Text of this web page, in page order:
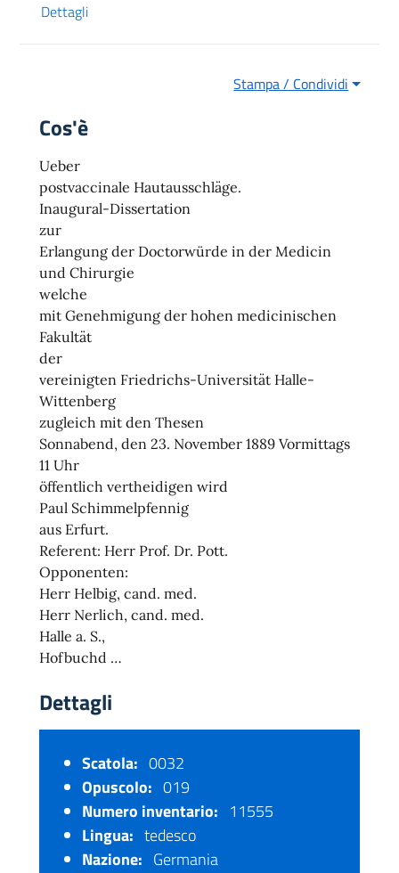
Dettagli
Stampa / Condividi
Cos'è
Ueber
postvaccinale Hautausschläge.
Inaugural-Dissertation
zur
Erlangung der Doctorwürde in der Medicin
und Chirurgie
welche
mit Genehmigung der hohen medicinischen
Fakultät
der
vereinigten Friedrichs-Universität Halle-
Wittenberg
zugleich mit den Thesen
Sonnabend, den 23. November 1889 Vormittags
11 Uhr
öffentlich vertheidigen wird
Paul Schimmelpfennig
aus Erfurt.
Referent: Herr Prof. Dr. Pott.
Opponenten:
Herr Helbig, cand. med.
Herr Nerlich, cand. med.
Halle a. S.,
Hofbuchd …
Dettagli
Scatola: 0032
Opuscolo: 019
Numero inventario: 11555
Lingua: tedesco
Nazione: Germania